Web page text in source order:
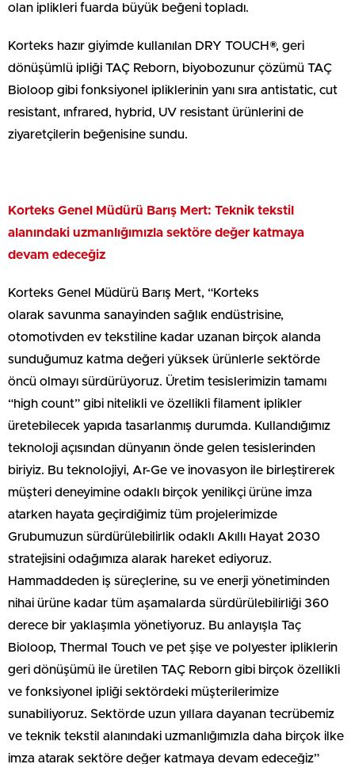
olan iplikleri fuarda büyük beğeni topladı.
Korteks hazır giyimde kullanılan DRY TOUCH®, geri
dönüşümlü ipliği TAÇ Reborn, biyobozunur çözümü TAÇ
Bioloop gibi fonksiyonel ipliklerinin yanı sıra antistatic, cut
resistant, ınfrared, hybrid, UV resistant ürünlerini de
ziyaretçilerin beğenisine sundu.
Korteks Genel Müdürü Barış Mert: Teknik tekstil
alanındaki uzmanlığımızla sektöre değer katmaya
devam edeceğiz
Korteks Genel Müdürü Barış Mert, “Korteks
olarak savunma sanayinden sağlık endüstrisine,
otomotivden ev tekstiline kadar uzanan birçok alanda
sunduğumuz katma değeri yüksek ürünlerle sektörde
öncü olmayı sürdürüyoruz. Üretim tesislerimizin tamamı
“high count” gibi nitelikli ve özellikli filament iplikler
üretebilecek yapıda tasarlanmış durumda. Kullandığımız
teknoloji açısından dünyanın önde gelen tesislerinden
biriyiz. Bu teknolojiyi, Ar-Ge ve inovasyon ile birleştirerek
müşteri deneyimine odaklı birçok yenilikçi ürüne imza
atarken hayata geçirdiğimiz tüm projelerimizde
Grubumuzun sürdürülebilirlik odaklı Akıllı Hayat 2030
stratejisini odağımıza alarak hareket ediyoruz.
Hammaddeden iş süreçlerine, su ve enerji yönetiminden
nihai ürüne kadar tüm aşamalarda sürdürülebilirliği 360
derece bir yaklaşımla yönetiyoruz. Bu anlayışla Taç
Bioloop, Thermal Touch ve pet şişe ve polyester ipliklerin
geri dönüşümü ile üretilen TAÇ Reborn gibi birçok özellikli
ve fonksiyonel ipliği sektördeki müşterilerimize
sunabiliyoruz. Sektörde uzun yıllara dayanan tecrübemiz
ve teknik tekstil alanındaki uzmanlığımızla daha birçok ilke
imza atarak sektöre değer katmaya devam edeceğiz”